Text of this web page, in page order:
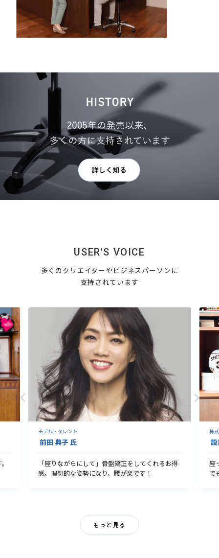
USER'S VOICE
多くのクリエイターやビジネスパーソンに
支持されています
株式会社ビームス 代表取締役社長
設楽 洋 氏
座った途端、腰が楽になるのを感じます。社長室
でも自宅でも使っています。
10
た
もっと見る